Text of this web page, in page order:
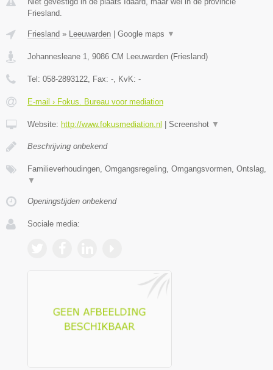
Friesland.
Friesland » Leeuwarden Google maps ▼
Johannesleane 1, 9086 CM Leeuwarden (Friesland)
Tel: 058-2893122, Fax: -, KvK: -
E-mail › Fokus. Bureau voor mediation
Website: http://www.fokusmediation.nl Screenshot ▼
Beschrijving onbekend
Familieverhoudingen, Omgangsregeling, Omgangsvormen, Ontslag,
▼
Openingstijden onbekend
Sociale media: